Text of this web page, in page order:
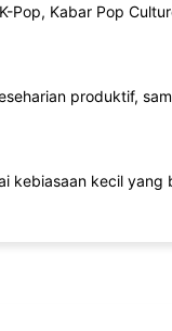
Pop, Kabar Pop
produktif,
kebiasaan kecil yang